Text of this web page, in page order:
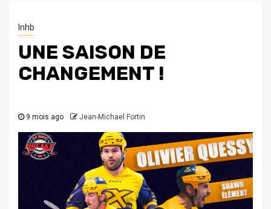
lnhb
UNE SAISON DE
CHANGEMENT !
9 mois ago Jean-Michael Fortin